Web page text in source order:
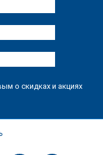
о скидках и акциях